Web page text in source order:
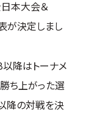
について
らせ
らせ
日本大会＆
が決定しまし
降はトーナメ
ち上がった選
降の対戦を決